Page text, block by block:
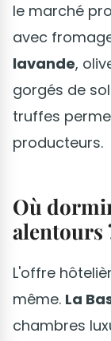
le marché
avec
lavande,
gorgés de
truffes
producteurs.
Où
alentours
L'offre
même. La
chambres